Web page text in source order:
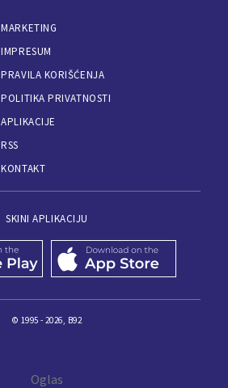
MARKETING
IMPRESUM
PRAVILA KORIŠĆENJA
POLITIKA PRIVATNOSTI
APLIKACIJE
RSS
KONTAKT
SKINI APLIKACIJU
© 1995 - 2026, B92